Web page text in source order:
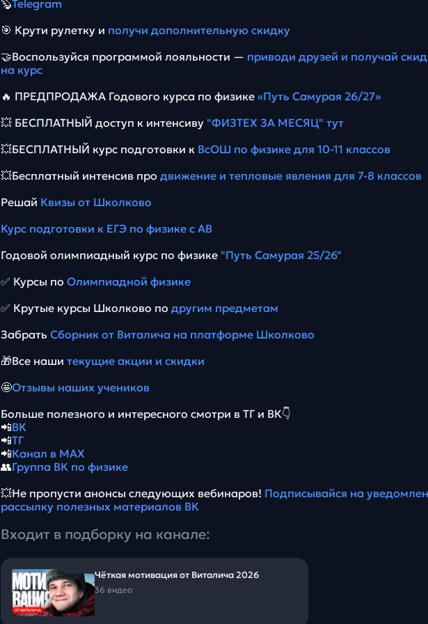
🦫Telegram
🎯 Крути рулетку и получи дополнительную скидку
🤝Воспользуйся программой лояльности — приводи друзей и получай
на курс
🔥 ПРЕДПРОДАЖА Годового курса по физике «Путь Самурая 26/27»
💥 БЕСПЛАТНЫЙ доступ к интенсиву "ФИЗТЕХ ЗА МЕСЯЦ" тут
💥БЕСПЛАТНЫЙ курс подготовки к ВсОШ по физике для 10-11 классов
💥Бесплатный интенсив про движение и тепловые явления для 7-8 классов
Решай Квизы от Школково
Курс подготовки к ЕГЭ по физике с АВ
Годовой олимпиадный курс по физике "Путь Самурая 25/26"
✅ Курсы по Олимпиадной физике
✅ Крутые курсы Школково по другим предметам
Забрать Сборник от Виталича на платформе Школково
🎁Все наши текущие акции и скидки
🤩Отзывы наших учеников
Больше полезного и интересного смотри в ТГ и ВК👇
📲ВК
📲ТГ
📲Канал в MAX
👥Группа ВК по физике
💥Не пропусти анонсы следующих вебинаров! Подписывайся на
рассылку полезных материалов ВК
Входит в подборку на канале:
Чёткая мотивация от Виталича 2026
36 видео